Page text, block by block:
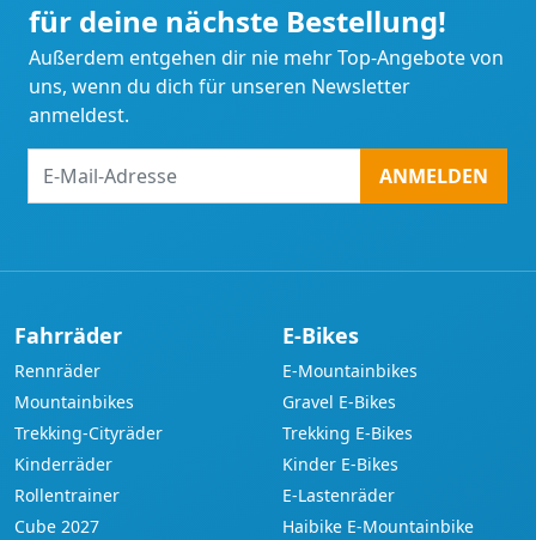
für deine nächste Bestellung!
Außerdem entgehen dir nie mehr Top-Angebote von
uns, wenn du dich für unseren Newsletter
anmeldest.
Mail-
ANMELDEN
Fahrräder
Rennräder
Mountainbikes
Trekking-Cityräder
Kinderräder
Rollentrainer
Cube 2027
E-Bikes
E-Mountainbikes
Gravel E-Bikes
Trekking E-Bikes
Kinder E-Bikes
E-Lastenräder
Haibike E-Mountainbike